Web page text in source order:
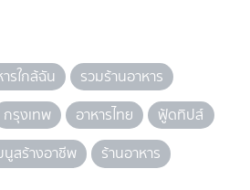
รใกล้ฉัน
รวมร้านอาหาร
กรุงเทพ อาหารไทย
ฟู้ดทิปส์
นูสร้างอาชีพ ร้านอาหาร